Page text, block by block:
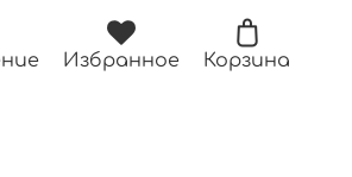
Избранное Корзина